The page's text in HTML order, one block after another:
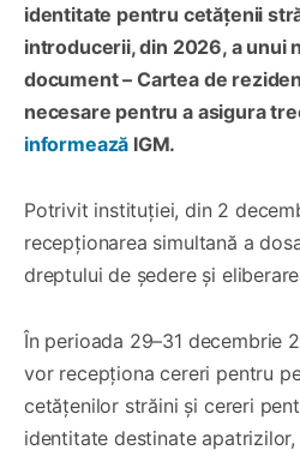
identitate pentru cetățenii
introducerii, din 2026, a unui
document – Cartea de
necesare pentru a asigura
informează IGM.
Potrivit instituției, din 2
recepționarea simultană a
dreptului de ședere și
În perioada 29–31 decembrie
vor recepționa cereri pentru
cetățenilor străini și cereri
identitate destinate